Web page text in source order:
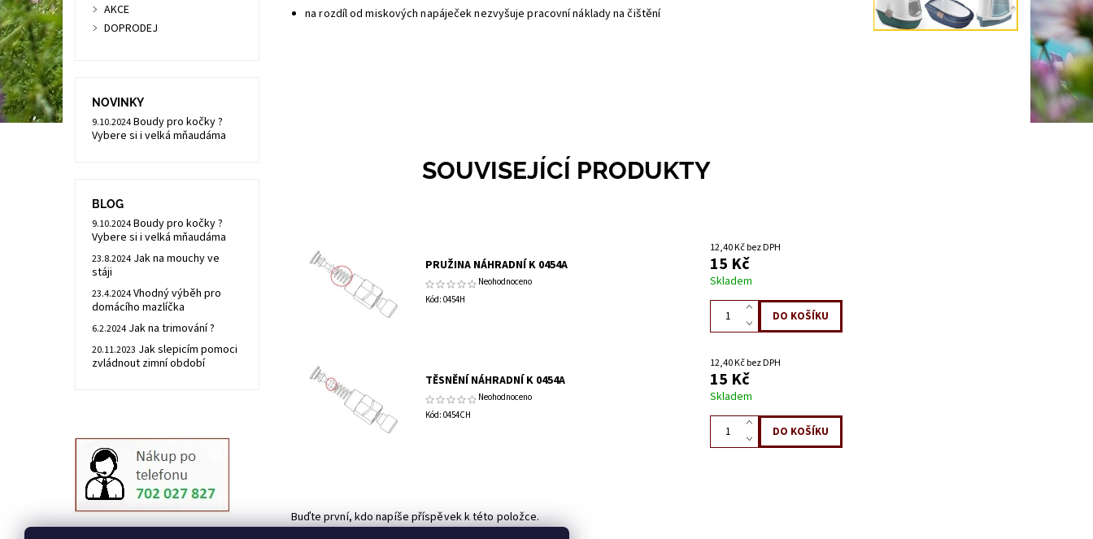
na rozdíl od miskových napáječek nezvyšuje pracovní náklady na čištění
SOUVISEJÍCÍ PRODUKTY
PRUŽINA NÁHRADNÍ K 0454A
Neohodnoceno
Kód: 0454H
12,40 Kč bez DPH
15 Kč
Skladem
TĚSNĚNÍ NÁHRADNÍ K 0454A
Neohodnoceno
Kód: 0454CH
12,40 Kč bez DPH
15 Kč
Skladem
Buďte první, kdo napíše příspěvek k této položce.
AKCE
DOPRODEJ
NOVINKY
9.10.2024Boudy pro kočky ?
Vybere si i velká mňaudáma
BLOG
9.10.2024Boudy pro kočky ?
Vybere si i velká mňaudáma
23.8.2024 Jak na mouchy ve
stáji
23.4.2024Vhodný výběh pro
domácího mazlíčka
6.2.2024 Jak na trimování ?
20.11.2023 Jak slepicím pomoci
zvládnout zimní období